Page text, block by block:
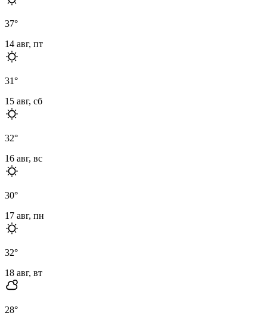
37°
14 авг, пт
31°
15 авг, сб
32°
16 авг, вс
30°
17 авг, пн
32°
18 авг, вт
28°